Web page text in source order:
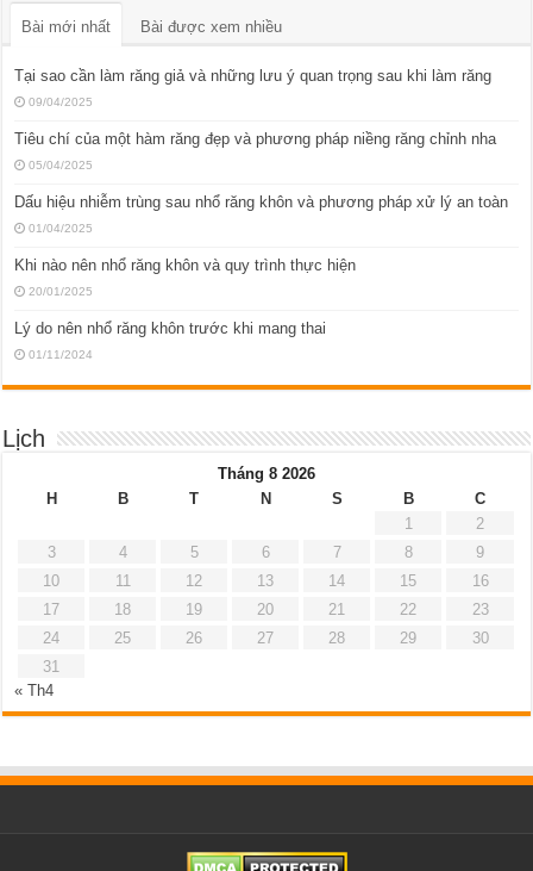
Bài mới nhất Bài được xem nhiều
Tại sao cần làm răng giả và những lưu ý quan trọng sau khi làm răng
09/04/2025
Tiêu chí của một hàm răng đẹp và phương pháp niềng răng chỉnh nha
05/04/2025
Dấu hiệu nhiễm trùng sau nhổ răng khôn và phương pháp xử lý an toàn
01/04/2025
Khi nào nên nhổ răng khôn và quy trình thực hiện
20/01/2025
Lý do nên nhổ răng khôn trước khi mang thai
01/11/2024
Lịch
Tháng 8 2026
H
B T N S B
C
1
2
3
4 5 6 7 8
9
10
11 12 13 14 15
16
17
18 19 20 21 22
23
24
25 26 27 28 29
30
31
« Th4